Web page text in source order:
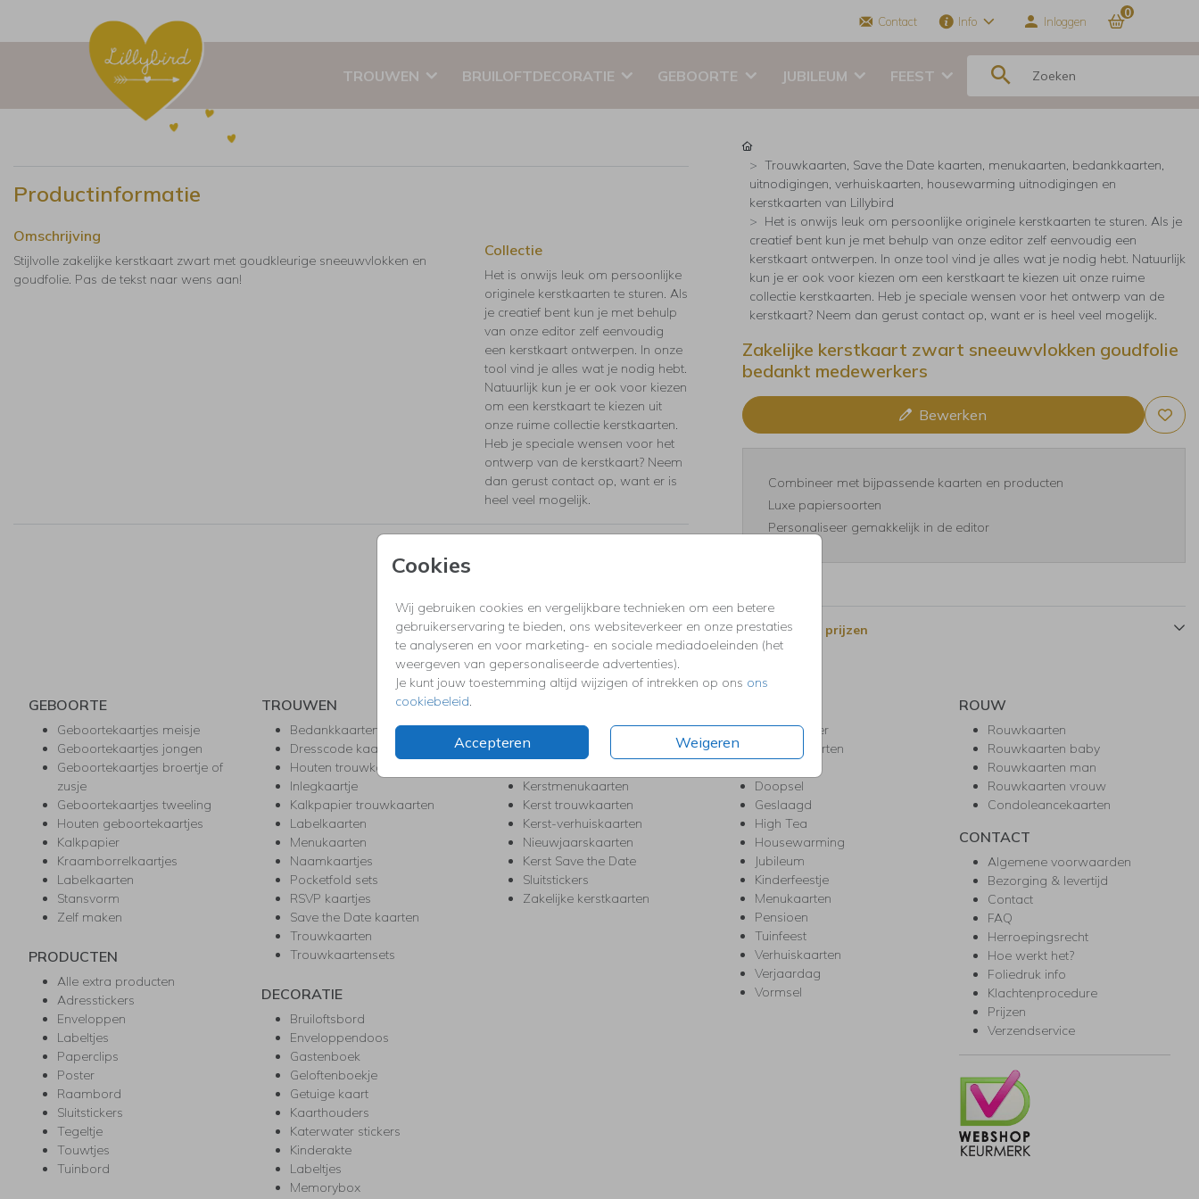
Contact Info Inloggen
0
TROUWEN BRUILOFTDECORATIE GEBOORTE JUBILEUM FEEST
Cookies
Wij gebruiken cookies en vergelijkbare technieken om een betere
gebruikerservaring te bieden, ons websiteverkeer en onze prestaties
te analyseren en voor marketing- en sociale mediadoeleinden (het
weergeven van gepersonaliseerde advertenties).
Je kunt jouw toestemming altijd wijzigen of intrekken op ons ons
cookiebeleid
Accepteren Weigeren
Productinformatie
Omschrijving
Stijlvolle zakelijke kerstkaart zwart met goudkleurige sneeuwvlokken en
goudfolie. Pas de tekst naar wens aan!
Collectie
Het is onwijs leuk om persoonlijke
originele kerstkaarten te sturen. Als
je creatief bent kun je met behulp
van onze editor zelf eenvoudig
een kerstkaart ontwerpen. In onze
tool vind je alles wat je nodig hebt.
Natuurlijk kun je er ook voor kiezen
om een kerstkaart te kiezen uit
onze ruime collectie kerstkaarten.
Heb je speciale wensen voor het
ontwerp van de kerstkaart? Neem
dan gerust contact op, want er is
heel veel mogelijk.
Trouwkaarten, Save the Date kaarten, menukaarten, bedankkaarten,
uitnodigingen, verhuiskaarten, housewarming uitnodigingen en
kerstkaarten van Lillybird
Het is onwijs leuk om persoonlijke originele kerstkaarten te sturen. Als je
creatief bent kun je met behulp van onze editor zelf eenvoudig een
kerstkaart ontwerpen. In onze tool vind je alles wat je nodig hebt. Natuurlijk
kun je er ook voor kiezen om een kerstkaart te kiezen uit onze ruime
collectie kerstkaarten. Heb je speciale wensen voor het ontwerp van de
kerstkaart? Neem dan gerust contact op, want er is heel veel mogelijk.
Zakelijke kerstkaart zwart sneeuwvlokken goudfolie
bedankt medewerkers
Bewerken
Combineer met bijpassende kaarten en producten
Luxe papiersoorten
Personaliseer gemakkelijk in de editor
Formaten en prijzen
GEBOORTE
Geboortekaartjes meisje
Geboortekaartjes jongen
Geboortekaartjes broertje of
zusje
Geboortekaartjes tweeling
Houten geboortekaartjes
Kalkpapier
Kraamborrelkaartjes
Labelkaarten
Stansvorm
Zelf maken
PRODUCTEN
Alle extra producten
Adresstickers
Enveloppen
Labeltjes
Paperclips
Poster
Raambord
Sluitstickers
Tegeltje
Touwtjes
Tuinbord
TROUWEN
Bedankkaarten
Dresscode kaartjes
Houten trouwkaarten
Inlegkaartje
Kalkpapier trouwkaarten
Labelkaarten
Menukaarten
Naamkaartjes
Pocketfold sets
RSVP kaartjes
Save the Date kaarten
Trouwkaarten
Trouwkaartensets
DECORATIE
Bruiloftsbord
Enveloppendoos
Gastenboek
Geloftenboekje
Getuige kaart
Kaarthouders
Katerwater stickers
Kinderakte
Labeltjes
Memorybox
Kerstkaarten
Kerstborrel uitnodigingen
Kerstmenukaarten
Kerst trouwkaarten
Kerst-verhuiskaarten
Nieuwjaarskaarten
Kerst Save the Date
Sluitstickers
Zakelijke kerstkaarten
Babyshower
Bedankkaarten
Doopsel
Geslaagd
High Tea
Housewarming
Jubileum
Kinderfeestje
Menukaarten
Pensioen
Tuinfeest
Verhuiskaarten
Verjaardag
Vormsel
ROUW
Rouwkaarten
Rouwkaarten baby
Rouwkaarten man
Rouwkaarten vrouw
Condoleancekaarten
CONTACT
Algemene voorwaarden
Bezorging & levertijd
Contact
FAQ
Herroepingsrecht
Hoe werkt het?
Foliedruk info
Klachtenprocedure
Prijzen
Verzendservice